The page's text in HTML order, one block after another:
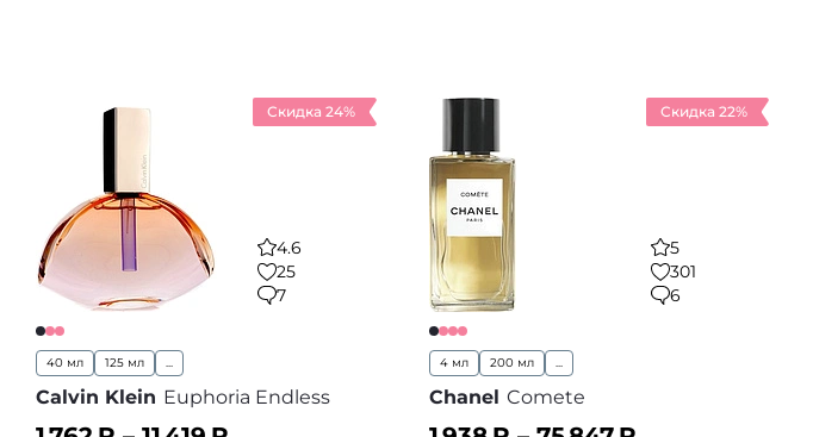
Скидка 24%
4.6
25
7
40 мл 125 мл ...
Calvin Klein Euphoria Endless
Скидка 22%
5
301
6
4 мл 200 мл ...
Chanel Comete